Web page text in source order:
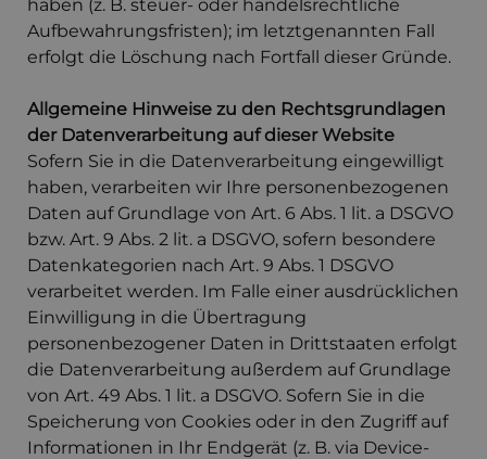
haben (z. B. steuer- oder handelsrechtliche
Aufbewahrungsfristen); im letztgenannten Fall
erfolgt die Löschung nach Fortfall dieser Gründe.
Allgemeine Hinweise zu den Rechtsgrundlagen
der Datenverarbeitung auf dieser Website
Sofern Sie in die Datenverarbeitung eingewilligt
haben, verarbeiten wir Ihre personenbezogenen
Daten auf Grundlage von Art. 6 Abs. 1 lit. a DSGVO
bzw. Art. 9 Abs. 2 lit. a DSGVO, sofern besondere
Datenkategorien nach Art. 9 Abs. 1 DSGVO
verarbeitet werden. Im Falle einer ausdrücklichen
Einwilligung in die Übertragung
personenbezogener Daten in Drittstaaten erfolgt
die Datenverarbeitung außerdem auf Grundlage
von Art. 49 Abs. 1 lit. a DSGVO. Sofern Sie in die
Speicherung von Cookies oder in den Zugriff auf
Informationen in Ihr Endgerät (z. B. via Device-